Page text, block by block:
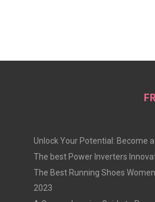
Unlock Your Potential: Become
The best Power Inverters
The Best Running Shoes
2023